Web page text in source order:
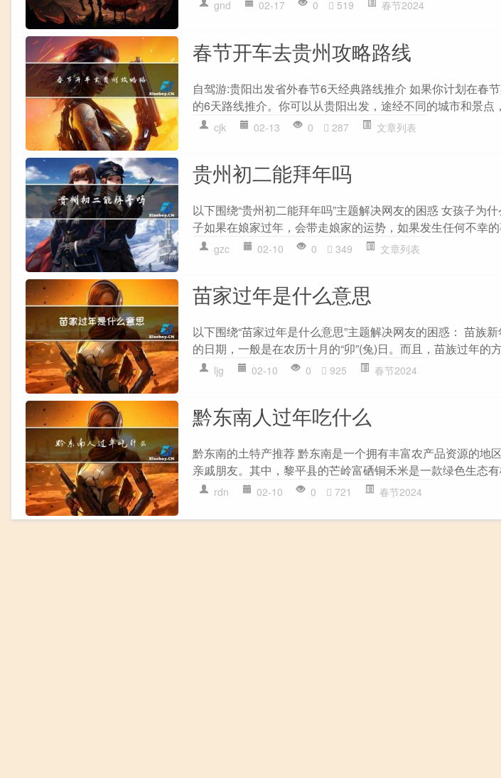
gnd 02-17 0 519 春节2024
春节开车去贵州攻略路线
自驾游:贵阳出发省外春节6天经典路线推介 如果你计划在春
的6天路线推介。你可以从贵阳出发，途经不同的城市和景点
cjk 02-13 0 287 文章列表
贵州初二能拜年吗
以下围绕“贵州初二能拜年吗”主题解决网友的困惑 女孩子为
子如果在娘家过年，会带走娘家的运势，如果发生任何不幸
gzc 02-10 0 349 文章列表
苗家过年是什么意思
以下围绕“苗家过年是什么意思”主题解决网友的困惑： 苗族
的日期，一般是在农历十月的“卯”(兔)日。而且，苗族过年的
ljg 02-10 0 925 春节2024
黔东南人过年吃什么
黔东南的土特产推荐 黔东南是一个拥有丰富农产品资源的地
亲戚朋友。其中，黎平县的芒岭富硒铜禾米是一款绿色生态
rdn 02-10 0 721 春节2024